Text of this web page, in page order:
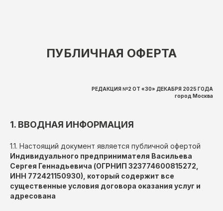
ПУБЛИЧНАЯ ОФЕРТА
РЕДАКЦИЯ №2 ОТ «30» ДЕКАБРЯ 2025 ГОДА
город Москва
1. ВВОДНАЯ ИНФОРМАЦИЯ
1.1. Настоящий документ является публичной офертой
Индивидуального предпринимателя Васильева
Сергея Геннадьевича (ОГРНИП 323774600815272,
ИНН 772421150930), который содержит все
существенные условия договора оказания услуг и
адресована